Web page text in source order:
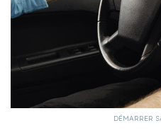
DÉMARRER